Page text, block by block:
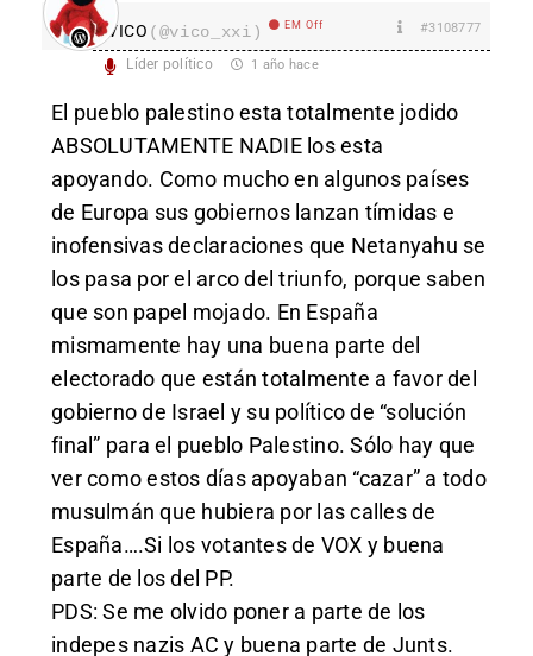
VICO (@vico_xxi) EM Off #3108777
Líder político 1 año hace
El pueblo palestino esta totalmente jodido
ABSOLUTAMENTE NADIE los esta
apoyando. Como mucho en algunos países
de Europa sus gobiernos lanzan tímidas e
inofensivas declaraciones que Netanyahu se
los pasa por el arco del triunfo, porque saben
que son papel mojado. En España
mismamente hay una buena parte del
electorado que están totalmente a favor del
gobierno de Israel y su político de “solución
final” para el pueblo Palestino. Sólo hay que
ver como estos días apoyaban “cazar” a todo
musulmán que hubiera por las calles de
España….Si los votantes de VOX y buena
parte de los del PP.
PDS: Se me olvido poner a parte de los
indepes nazis AC y buena parte de Junts.